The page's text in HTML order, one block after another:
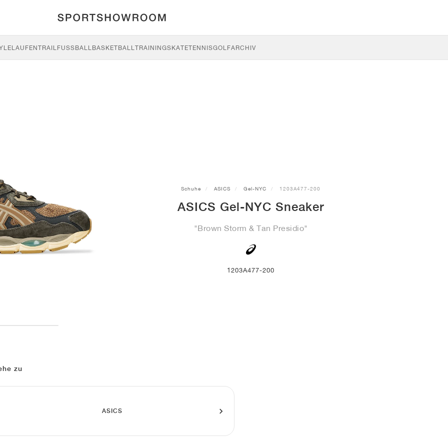
LAUFENTRAILFUSSBALL BASKETBALLTRAININGSKATETENNISGOLFARCHIV
Schuhe ASICS Gel-NYC 1203A477-200
ASICS Gel-NYC Sneaker
"Brown Storm & Tan Presidio"
1203A477-200
zu
ASICS